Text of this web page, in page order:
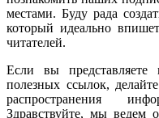
местами. Буду рада
который идеально
читателей.
Если вы представляете
полезных ссылок,
распространения
Здравствуйте, мы ведем